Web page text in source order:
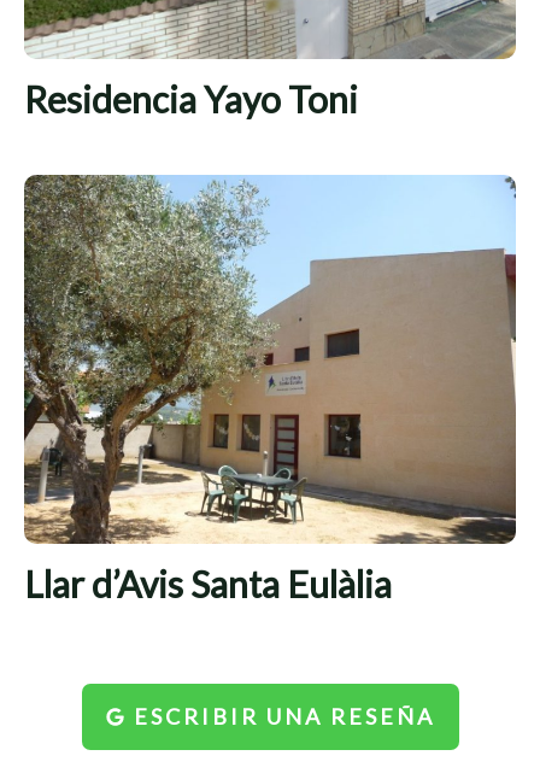
Residencia Yayo Toni
Llar d’Avis Santa Eulàlia
ESCRIBIR UNA RESEÑA